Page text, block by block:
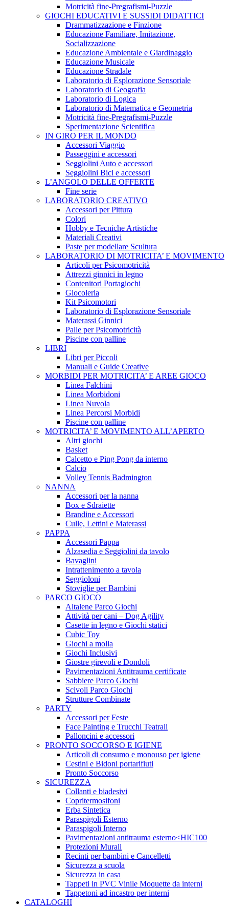
Motricità fine-Pregrafismi-Puzzle
GIOCHI EDUCATIVI E SUSSIDI DIDATTICI
Drammatizzazione e Finzione
Educazione Familiare, Imitazione,
Socializzazione
Educazione Ambientale e Giardinaggio
Educazione Musicale
Educazione Stradale
Laboratorio di Esplorazione Sensoriale
Laboratorio di Geografia
Laboratorio di Logica
Laboratorio di Matematica e Geometria
Motricità fine-Pregrafismi-Puzzle
Sperimentazione Scientifica
IN GIRO PER IL MONDO
Accessori Viaggio
Passeggini e accessori
Seggiolini Auto e accessori
Seggiolini Bici e accessori
L’ANGOLO DELLE OFFERTE
Fine serie
LABORATORIO CREATIVO
Accessori per Pittura
Colori
Hobby e Tecniche Artistiche
Materiali Creativi
Paste per modellare Scultura
LABORATORIO DI MOTRICITA’ E MOVIMENTO
Articoli per Psicomotricità
Attrezzi ginnici in legno
Contenitori Portagiochi
Giocoleria
Kit Psicomotori
Laboratorio di Esplorazione Sensoriale
Materassi Ginnici
Palle per Psicomotricità
Piscine con palline
LIBRI
Libri per Piccoli
Manuali e Guide Creative
MORBIDI PER MOTRICITA’ E AREE GIOCO
Linea Falchini
Linea Morbidoni
Linea Nuvola
Linea Percorsi Morbidi
Piscine con palline
MOTRICITA’ E MOVIMENTO ALL’APERTO
Altri giochi
Basket
Calcetto e Ping Pong da interno
Calcio
Volley Tennis Badmington
NANNA
Accessori per la nanna
Box e Sdraiette
Brandine e Accessori
Culle, Lettini e Materassi
PAPPA
Accessori Pappa
Alzasedia e Seggiolini da tavolo
Bavaglini
Intrattenimento a tavola
Seggioloni
Stoviglie per Bambini
PARCO GIOCO
Altalene Parco Giochi
Attività per cani – Dog Agility
Casette in legno e Giochi statici
Cubic Toy
Giochi a molla
Giochi Inclusivi
Giostre girevoli e Dondoli
Pavimentazioni Antitrauma certificate
Sabbiere Parco Giochi
Scivoli Parco Giochi
Strutture Combinate
PARTY
Accessori per Feste
Face Painting e Trucchi Teatrali
Palloncini e accessori
PRONTO SOCCORSO E IGIENE
Articoli di consumo e monouso per igiene
Cestini e Bidoni portarifiuti
Pronto Soccorso
SICUREZZA
Collanti e biadesivi
Copritermosifoni
Erba Sintetica
Paraspigoli Esterno
Paraspigoli Interno
Pavimentazioni antitrauma esterno<HIC100
Protezioni Murali
Recinti per bambini e Cancelletti
Sicurezza a scuola
Sicurezza in casa
Tappeti in PVC Vinile Moquette da interni
Tappetoni ad incastro per interni
CATALOGHI